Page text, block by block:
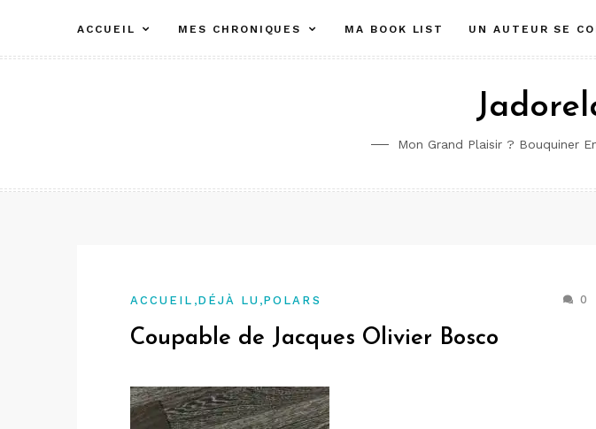
contenu
ACCUEIL MES CHRONIQUES MA BOOK LIST UN AUTEUR SE
Mon Grand Plaisir ? Bouquiner
ACCUEIL ,DÉJÀ LU ,POLARS 0
Coupable de Jacques Olivier Bosco